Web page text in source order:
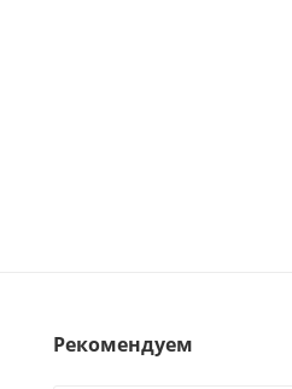
Рекомендуем